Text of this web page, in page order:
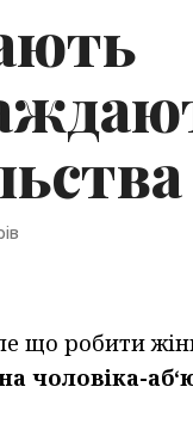
що робити
чоловіка-аб‘